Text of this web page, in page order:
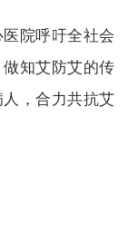
院呼吁全社会
知艾防艾的传
，合力共抗艾